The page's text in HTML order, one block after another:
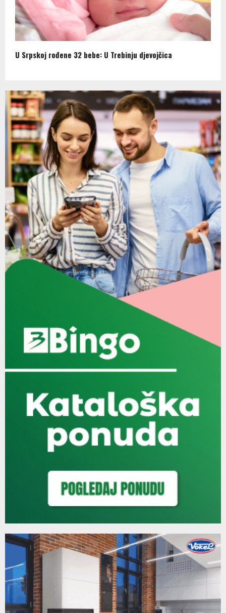
U Srpskoj rođene 32 bebe: U Trebinju djevojčica